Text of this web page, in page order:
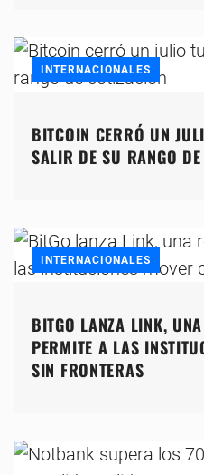
INTERNACIONALES
BITCOIN CERRÓ UN
SALIR DE SU RANGO
INTERNACIONALES
BITGO LANZA LINK,
PERMITE A LAS
SIN FRONTERAS